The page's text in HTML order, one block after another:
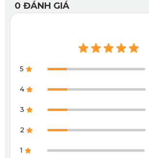
khả năng che phủ toàn diện
0 ĐÁNH GIÁ
5
4
3
2
1